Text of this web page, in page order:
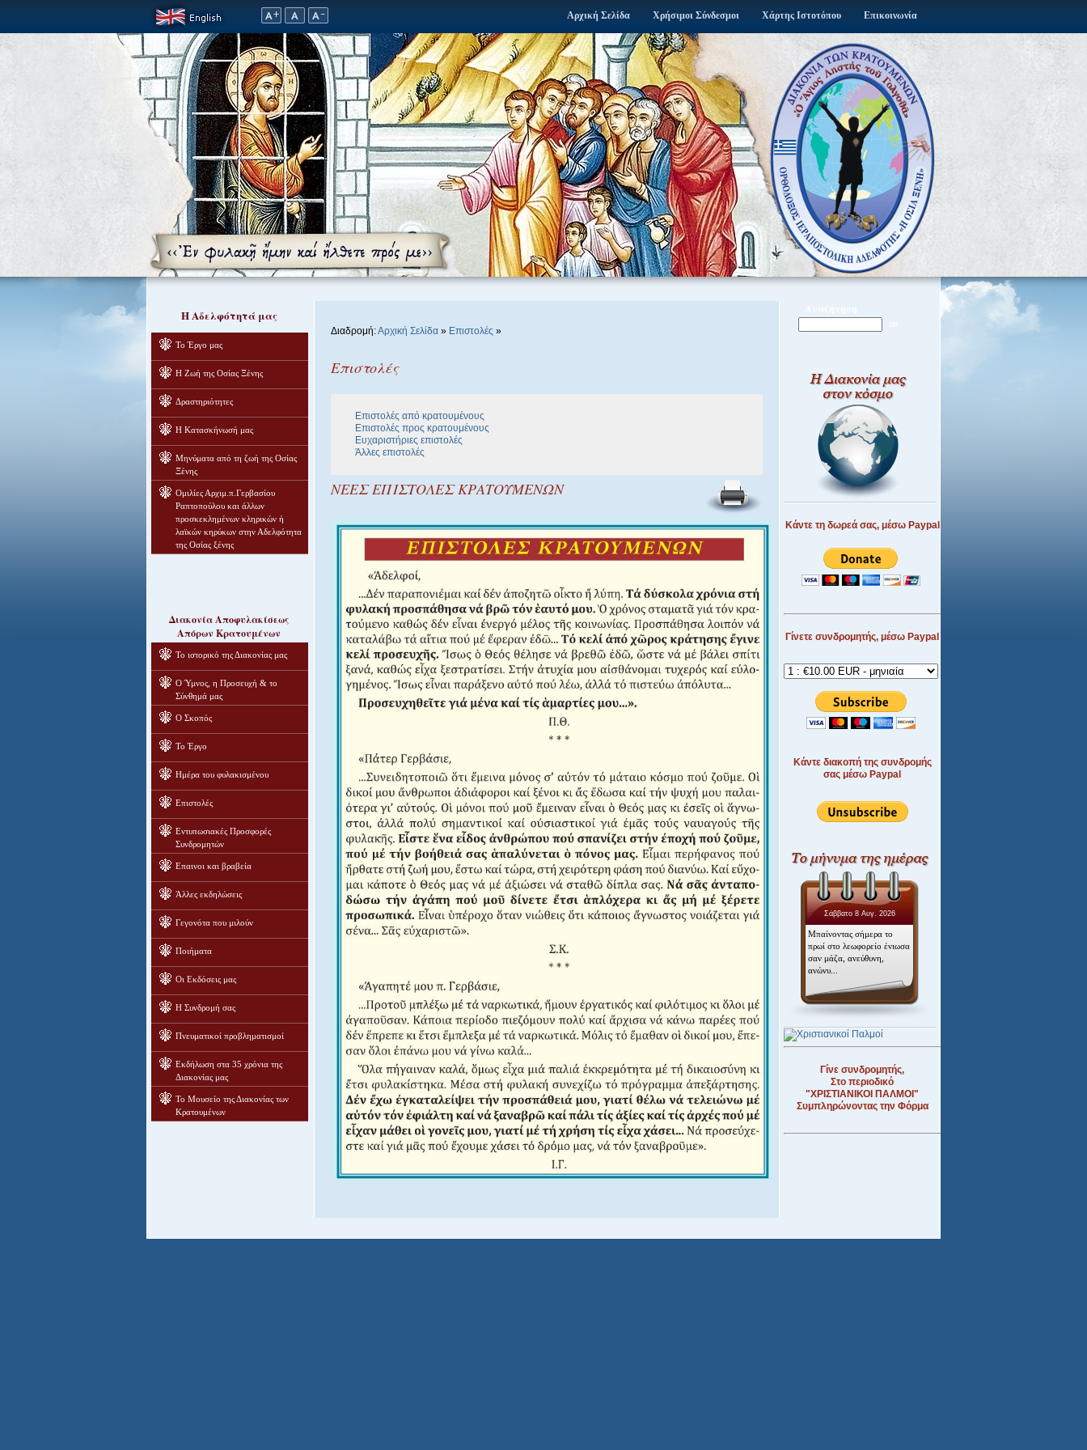
Αρχική Σελίδα Χρήσιμοι Σύνδεσμοι Χάρτης Ιστοτόπου Επικοινωνία
Η Αδελφότητά μας
Το Έργο μας
Η Ζωή της Οσίας Ξένης
Δραστηριότητες
Η Κατασκήνωσή μας
Μηνύματα από τη ζωή της Οσίας
Ξένης
Ομιλίες Αρχιμ.π.Γερβασίου
Ραπτοπούλου και άλλων
προσκεκλημένων κληρικών ή
λαϊκών κηρύκων στην Αδελφότητα
της Οσίας ξένης
Διακονία Αποφυλακίσεως
Απόρων Κρατουμένων
Το ιστορικό της Διακονίας μας
Ο Ύμνος, η Προσευχή & το
Σύνθημά μας
Ο Σκοπός
Το Έργο
Ημέρα του φυλακισμένου
Επιστολές
Εντυπωσιακές Προσφορές
Συνδρομητών
Επαινοι και βραβεία
Άλλες εκδηλώσεις
Γεγονότα που μιλούν
Ποιήματα
Οι Εκδόσεις μας
Η Συνδρομή σας
Πνευματικοί προβληματισμοί
Εκδήλωση στα 35 χρόνια της
Διακονίας μας
Το Μουσείο της Διακονίας των
Κρατουμένων
Διαδρομή:Αρχική Σελίδα » Επιστολές »
Επιστολές
Επιστολές από κρατουμένους
Επιστολές προς κρατουμένους
Ευχαριστήριες επιστολές
Άλλες επιστολές
ΝΕΕΣ ΕΠΙΣΤΟΛΕΣ ΚΡΑΤΟΥΜΕΝΩΝ
Κάντε τη δωρεά σας, μέσω Paypal
Γίνετε συνδρομητής, μέσω Paypal
Κάντε διακοπή της συνδρομής
σας μέσω Paypal
Σάββατο 8 Αυγ. 2026
Μπαίνοντας σήμερα το
πρωί στο λεωφορείο ένιωσα
σαν μάζα, ανεύθυνη,
ανώνυ...
Γίνε συνδρομητής,
Στο περιοδικό
"ΧΡΙΣΤΙΑΝΙΚΟΙ ΠΑΛΜΟΙ"
Συμπληρώνοντας την Φόρμα